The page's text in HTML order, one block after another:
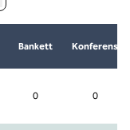
Bankett Konferens
0 0